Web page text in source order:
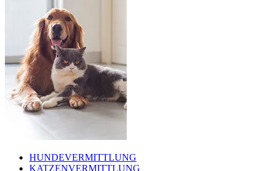
HUNDEVERMITTLUNG
KATZENVERMITTLUNG